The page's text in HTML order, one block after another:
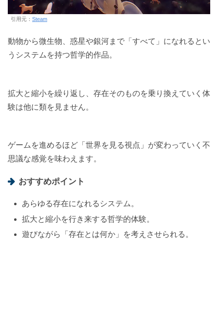
引用元： Steam
動物から微生物、惑星や銀河まで「すべて」になれるとい
うシステムを持つ哲学的作品。
拡大と縮小を繰り返し、存在そのものを乗り換えていく体
験は他に類を見ません。
ゲームを進めるほど「世界を見る視点」が変わっていく不
思議な感覚を味わえます。
おすすめポイント
あらゆる存在になれるシステム。
拡大と縮小を行き来する哲学的体験。
遊びながら「存在とは何か」を考えさせられる。